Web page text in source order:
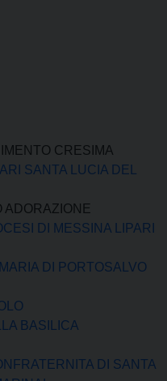
CRESIMA
SANTA LUCIA DEL
ADORAZIONE
DI MESSINA LIPARI
DI PORTOSALVO
BASILICA
DI SANTA